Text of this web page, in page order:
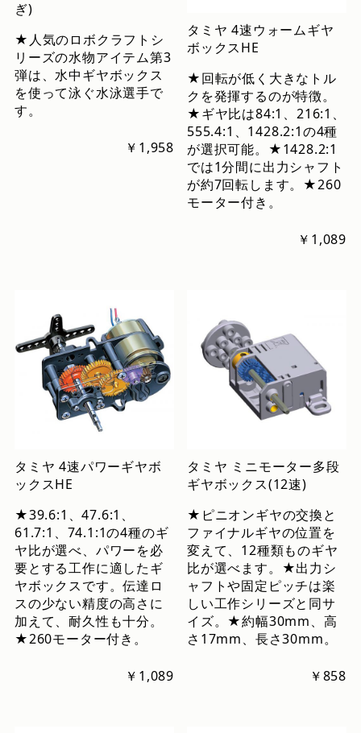
ぎ)
★人気のロボクラフトシ
リーズの水物アイテム第3
弾は、水中ギヤボックス
を使って泳ぐ水泳選手で
す。
￥1,958
タミヤ 4速ウォームギヤ
ボックスHE
★回転が低く大きなトル
クを発揮するのが特徴。
★ギヤ比は84:1、216:1、
555.4:1、1428.2:1の4種
が選択可能。★1428.2:1
では1分間に出力シャフト
が約7回転します。★260
モーター付き。
￥1,089
タミヤ 4速パワーギヤボ
ックスHE
★39.6:1、47.6:1、
61.7:1、74.1:1の4種のギ
ヤ比が選べ、パワーを必
要とする工作に適したギ
ヤボックスです。伝達ロ
スの少ない精度の高さに
加えて、耐久性も十分。
★260モーター付き。
￥1,089
タミヤ ミニモーター多段
ギヤボックス(12速)
★ピニオンギヤの交換と
ファイナルギヤの位置を
変えて、12種類ものギヤ
比が選べます。★出力シ
ャフトや固定ピッチは楽
しい工作シリーズと同サ
イズ。★約幅30mm、高
さ17mm、長さ30mm。
￥858